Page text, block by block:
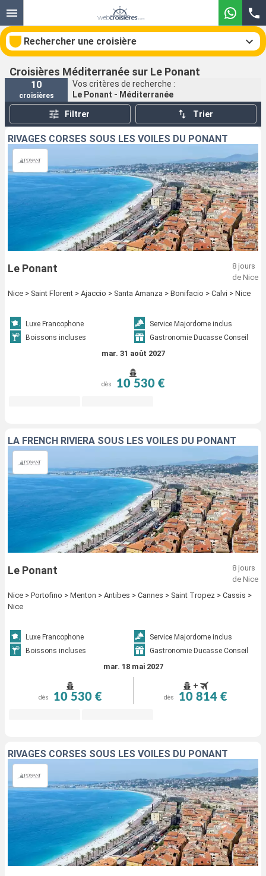
Rechercher une croisière
Nos destinations
Mois de départ
Ports Compagnies
Rechercher
Croisières Méditerranée sur Le Ponant
10
croisières
Vos critères de recherche :
Le Ponant - Méditerranée
Filtrer Trier
RIVAGES CORSES SOUS LES VOILES DU PONANT
Le Ponant
8 jours
de Nice
Nice > Saint Florent > Ajaccio > Santa Amanza > Bonifacio > Calvi > Nice
Luxe Francophone
Service Majordome inclus
Boissons incluses
Gastronomie Ducasse Conseil
mar. 31 août 2027
dès 10 530 €
LA FRENCH RIVIERA SOUS LES VOILES DU PONANT
Le Ponant
8 jours
de Nice
Nice > Portofino > Menton > Antibes > Cannes > Saint Tropez > Cassis >
Nice
Luxe Francophone
Service Majordome inclus
Boissons incluses
Gastronomie Ducasse Conseil
mar. 18 mai 2027
dès 10 530 €
+
dès 10 814 €
RIVAGES CORSES SOUS LES VOILES DU PONANT